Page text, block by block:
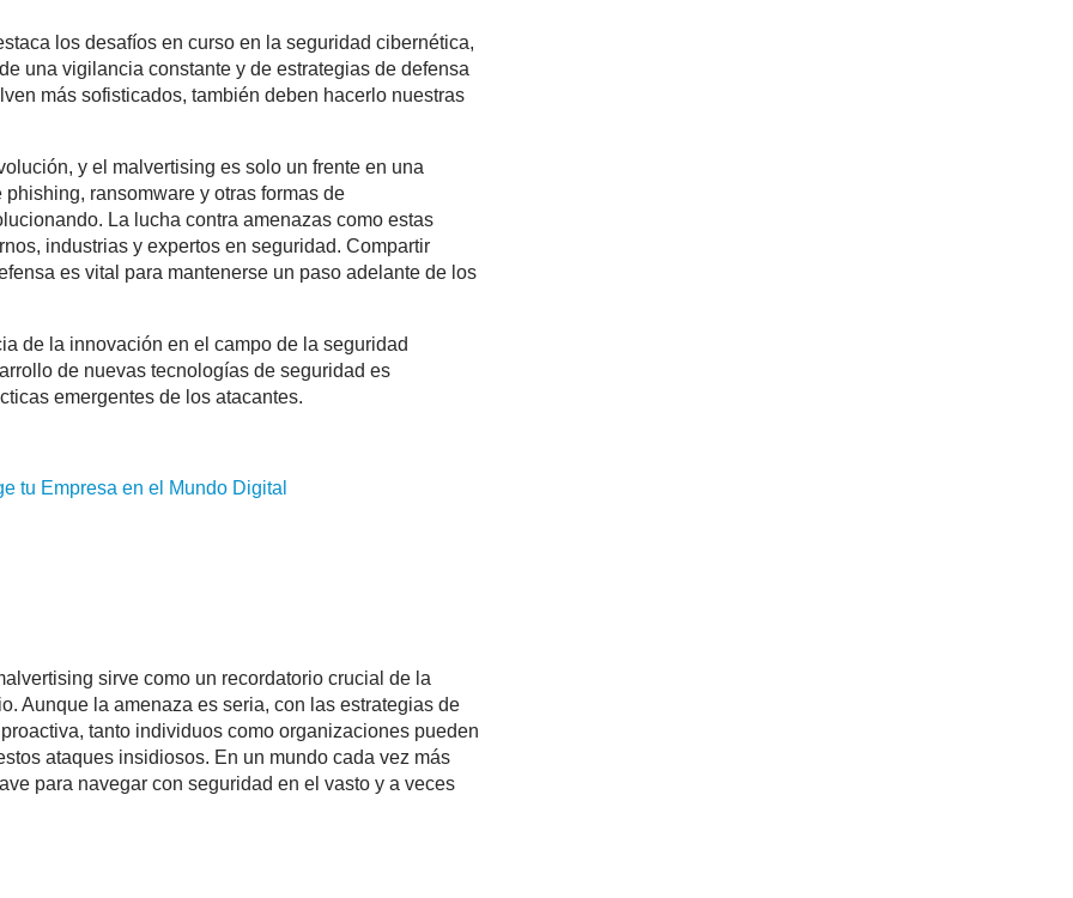
los desafíos en curso en la seguridad cibernética,
una vigilancia constante y de estrategias de defensa
más sofisticados, también deben hacerlo nuestras
y el malvertising es solo un frente en una
ransomware y otras formas de
La lucha contra amenazas como estas
industrias y expertos en seguridad. Compartir
es vital para mantenerse un paso adelante de los
de la innovación en el campo de la seguridad
de nuevas tecnologías de seguridad es
emergentes de los atacantes.
tu Empresa en el Mundo Digital
sirve como un recordatorio crucial de la
Aunque la amenaza es seria, con las estrategias de
tanto individuos como organizaciones pueden
ataques insidiosos. En un mundo cada vez más
para navegar con seguridad en el vasto y a veces